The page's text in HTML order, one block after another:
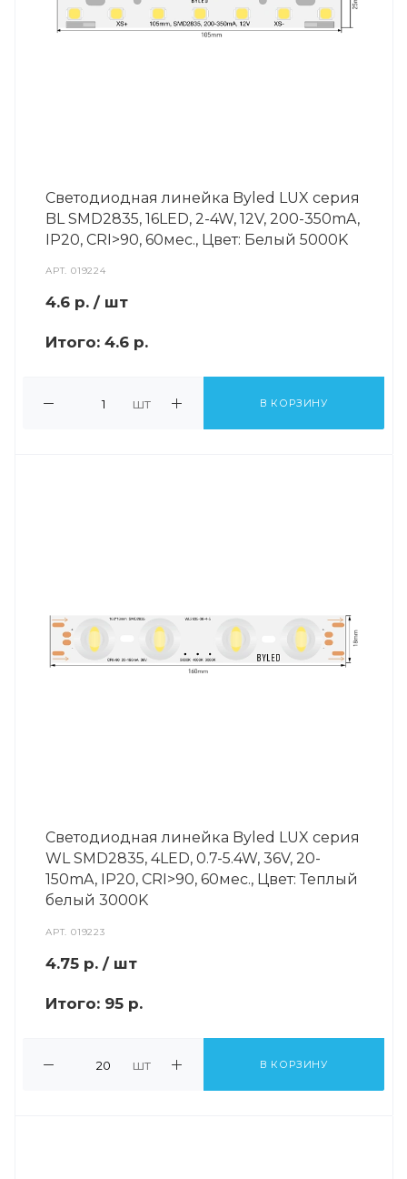
Светодиодная линейка Byled LUX серия
BL SMD2835, 16LED, 2-4W, 12V, 200-350mA,
IP20, CRI>90, 60мес., Цвет: Белый 5000K
АРТ.019224
4.6 р. / шт
Итого: 4.6 р.
шт В КОРЗИНУ
Светодиодная линейка Byled LUX серия
WL SMD2835, 4LED, 0.7-5.4W, 36V, 20-
150mA, IP20, CRI>90, 60мес., Цвет: Теплый
белый 3000K
АРТ.019223
4.75 р. / шт
Итого: 95 р.
шт В КОРЗИНУ